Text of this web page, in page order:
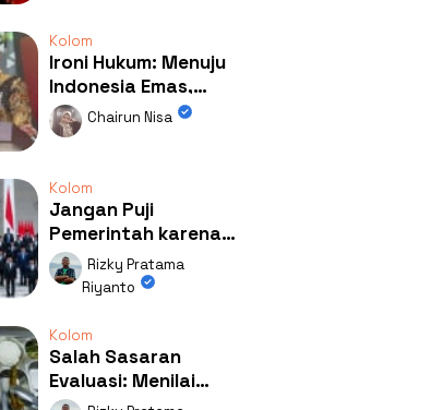
Kolom
Ironi Hukum: Menuju
Indonesia Emas,
Ternyata Emasnya
Ada di Rumah Febrie!
Chairun Nisa
Kolom
Jangan Puji
Pemerintah karena
Kerja: Mengapa
Publik Begitu Mudah
Rizky Pratama
Riyanto
Kolom
Salah Sasaran
Evaluasi: Menilai
Program MBG Lewat